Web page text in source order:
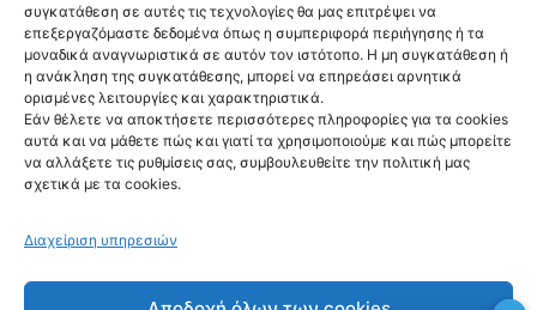
συγκατάθεση σε αυτές τις τεχνολογίες θα μας επιτρέψει να
επεξεργαζόμαστε δεδομένα όπως η συμπεριφορά περιήγησης ή τα
μοναδικά αναγνωριστικά σε αυτόν τον ιστότοπο. Η μη συγκατάθεση ή
η ανάκληση της συγκατάθεσης, μπορεί να επηρεάσει αρνητικά
ορισμένες λειτουργίες και χαρακτηριστικά.
Εάν θέλετε να αποκτήσετε περισσότερες πληροφορίες για τα cookies
αυτά και να μάθετε πώς και γιατί τα χρησιμοποιούμε και πώς μπορείτε
να αλλάξετε τις ρυθμίσεις σας, συμβουλευθείτε την πολιτική μας
σχετικά με τα cookies.
Διαχείριση υπηρεσιών
Ακολούθησέ μας
Newsletter